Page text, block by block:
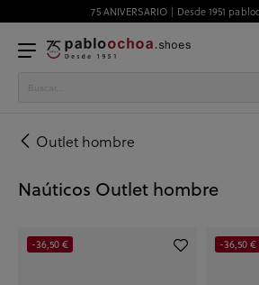
75 ANIVERSARIO | Desde 1951
Outlet hombre
Naúticos Outlet hombre
-36,50 € -36,50 €